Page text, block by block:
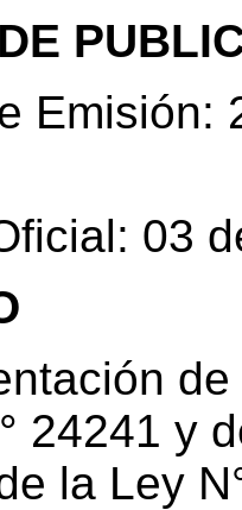
Emisión:
03
24241 y
la Ley